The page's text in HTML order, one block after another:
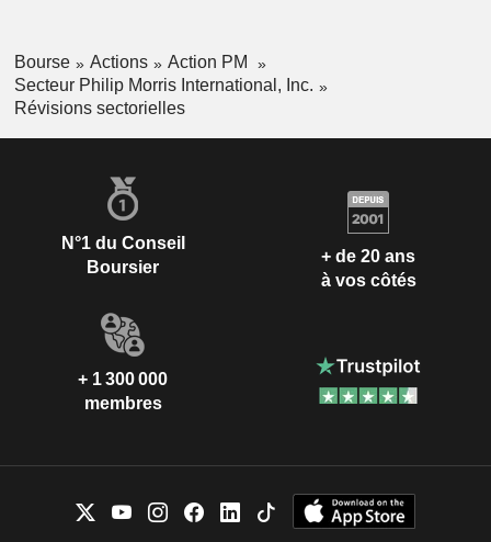
Bourse Actions
Action PM
Secteur Philip Morris International, Inc.
Révisions sectorielles
N°1 du Conseil
Boursier
+ de 20 ans
à vos côtés
+ 1 300 000
membres